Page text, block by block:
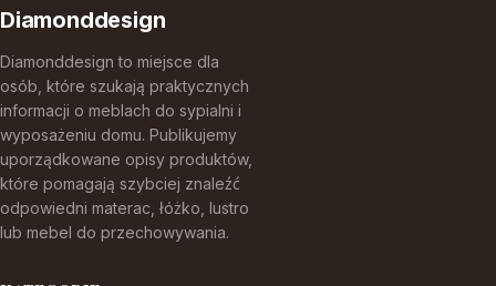
Diamonddesign
Diamonddesign to miejsce dla
osób, które szukają praktycznych
informacji o meblach do sypialni i
wyposażeniu domu. Publikujemy
uporządkowane opisy produktów,
które pomagają szybciej znaleźć
odpowiedni materac, łóżko, lustro
lub mebel do przechowywania.